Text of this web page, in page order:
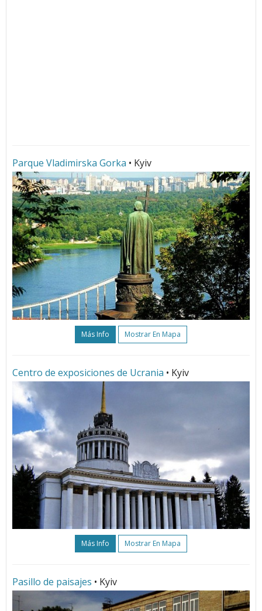
Parque Vladimirska Gorka • Kyiv
Más Info Mostrar En Mapa
Centro de exposiciones de Ucrania • Kyiv
Más Info Mostrar En Mapa
Pasillo de paisajes • Kyiv